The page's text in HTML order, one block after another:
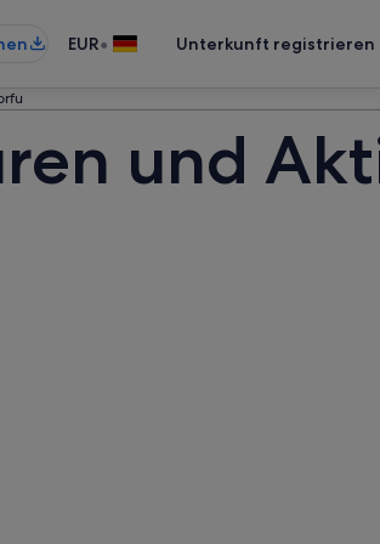
EUR• Unterkunft registrieren
und